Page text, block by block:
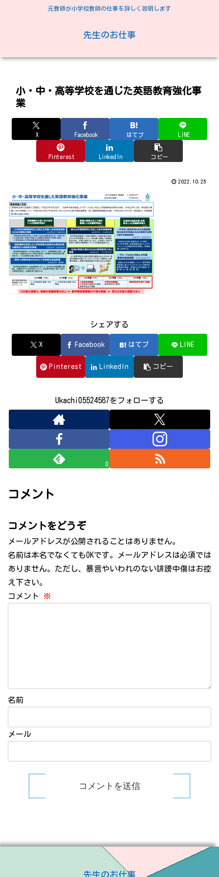
元教師が小学校教師の仕事を詳しく説明します
先生のお仕事
小・中・高等学校を通じた英語教育強化事
業
X Facebook はてブ LINE
Pinterest LinkedIn コピー
2022.10.25
シェアする
X Facebook はてブ LINE
Pinterest LinkedIn コピー
Ukachi05524587をフォローする
0
コメント
コメントをどうぞ
メールアドレスが公開されることはありません。
名前は本名でなくてもOKです。メールアドレスは必須では
ありません。ただし、暴言やいわれのない誹謗中傷はお控
え下さい。
コメント
※
名前
メール
先生のお仕事